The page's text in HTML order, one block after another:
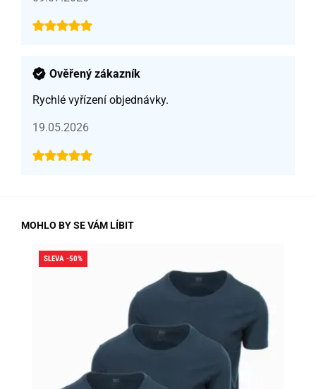
Ověřený zákazník
Rychlé vyřízení objednávky.
19.05.2026
MOHLO BY SE VÁM LÍBIT
SLEVA -50%